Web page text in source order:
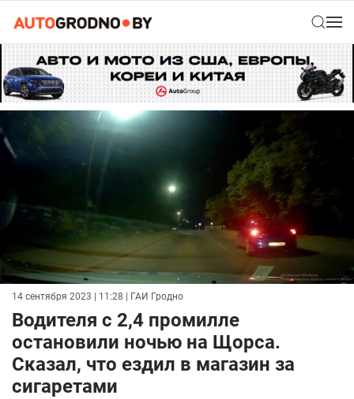
14 сентября 2023 | 11:28 | ГАИ Гродно
Водителя с 2,4 промилле
остановили ночью на Щорса.
Сказал, что ездил в магазин за
сигаретами